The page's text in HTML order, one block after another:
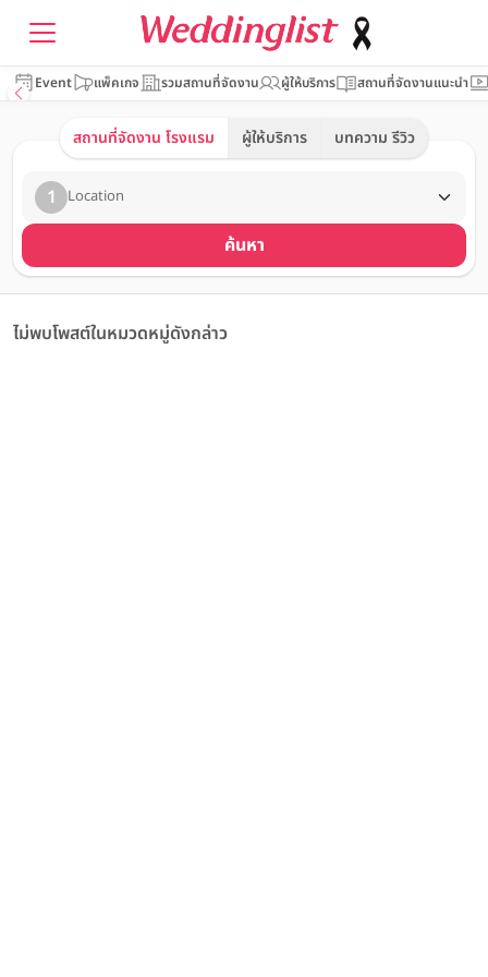
Event แพ็คเกจ รวมสถานที่จัดงาน ผู้ให้บริการ สถานที่จัดงานแนะนำ
สถานที่จัดงาน โรงแรม ผู้ให้บริการ บทความ รีวิว
1 Location
ค้นหา
ไม่พบโพสต์ในหมวดหมู่ดังกล่าว